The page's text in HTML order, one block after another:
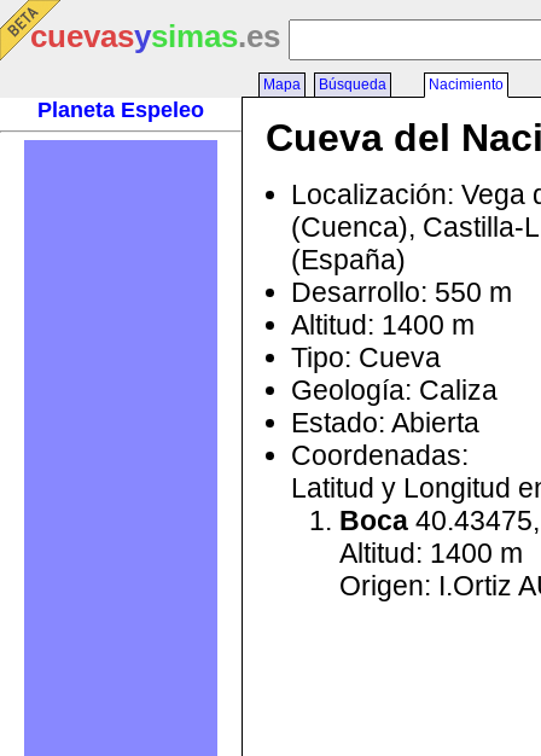
cuevasysimas.es
Planeta Espeleo
Mapa Búsqueda Nacimiento
Cueva del
Localización: Vega
(Cuenca), Castilla-
(España)
Desarrollo: 550 m
Altitud: 1400 m
Tipo: Cueva
Geología: Caliza
Estado: Abierta
Coordenadas:
Latitud y Longitud
Boca
Altitud: 1400 m
Origen: I.Ortiz